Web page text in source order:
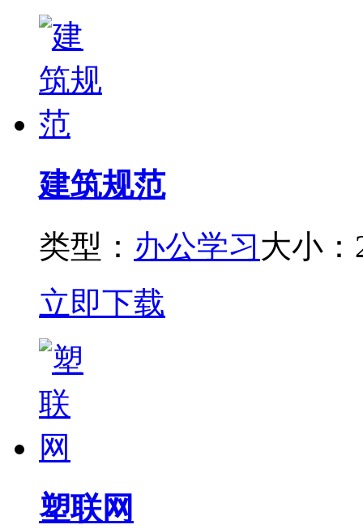
建筑规范
类型： 办公学习大小：
立即下载
塑联网